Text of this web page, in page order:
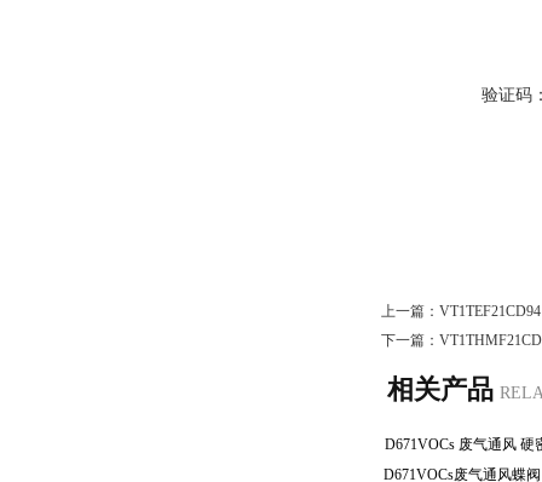
验证码
上一篇：
下一篇：
相关产品
D671VOCs 废气通风